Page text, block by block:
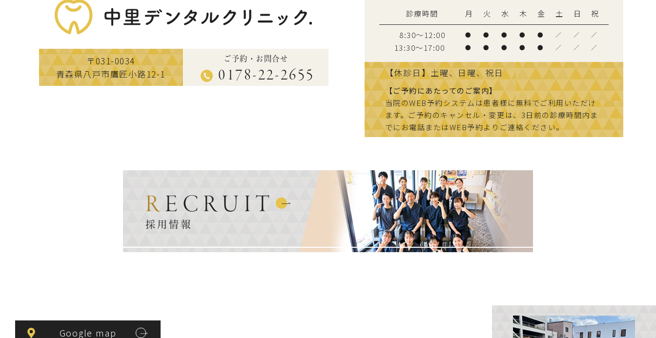
〒031-0034
青森県八戸市鷹匠小路12-1
ご予約・お問合せ
0178-22-2655
診療時間 月 火 水 木 金 土 日
祝
8:30～12:00
● ● ● ● ● ／ ／ ／
13:30〜17:00 ● ● ● ● ● ／ ／ ／
【休診日】土曜、日曜、祝日
【ご予約にあたってのご案内】
当院のWEB予約システムは患者様に無料でご利用いただけ
ます。ご予約のキャンセル・変更は、3日前の診療時間内ま
でにお電話またはWEB予約よりご連絡ください。
RECRUIT
採用情報
Google map